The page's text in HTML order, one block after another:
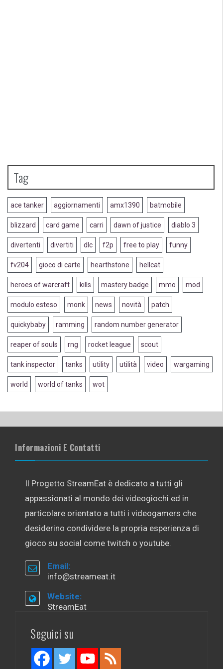
Tag
ace tanker aggiornamenti amx1390 batmobile
blizzard card game carri dawn of justice diablo 3
divertenti divertiti dlc f2p free to play funny
fv204 gioco di carte hearthstone hellcat
heroes of warcraft kills mastery badge mmo mod
modulo esteso monk news novità patch
quickybaby ramming random number generator
reaper of souls rng rocket league scout
tank inspector tanks utility utilità video wargaming
world world of tanks wot
Informazioni E Contatti
Il Progetto StreamEat è dedicato a tutti gli
appassionati al mondo dei videogiochi ed in
particolare orientato a tutti i videogamers che
desiderino condividere la propria esperienza di
gioco su social come twitch o youtube.
Email:
info@streameat.it
Website:
StreamEat
Seguici su